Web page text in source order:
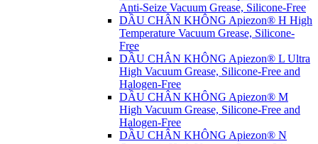
Anti-Seize Vacuum Grease, Silicone-Free
DẦU CHÂN KHÔNG Apiezon® H High
Temperature Vacuum Grease, Silicone-
Free
DẦU CHÂN KHÔNG Apiezon® L Ultra
High Vacuum Grease, Silicone-Free and
Halogen-Free
DẦU CHÂN KHÔNG Apiezon® M
High Vacuum Grease, Silicone-Free and
Halogen-Free
DẦU CHÂN KHÔNG Apiezon® N